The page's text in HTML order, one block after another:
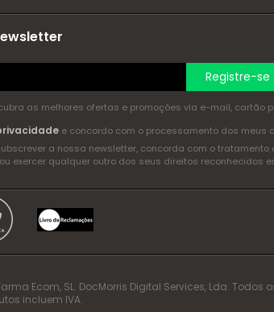
Registre-se
as melhores ofertas e promoções via e-mail, cartão
e concordo com o processamento dos meus
a nossa newsletter, concorda com o
exercer qualquer outro dos seus direitos
Ecom, SL. DocMorris Digital Services, Lda. Todos
incluem IVA.